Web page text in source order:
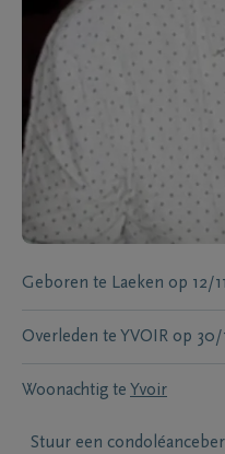
Geboren te Laeken op 12/
Overleden te YVOIR op 30/
Woonachtig te Yvoir
Stuur een